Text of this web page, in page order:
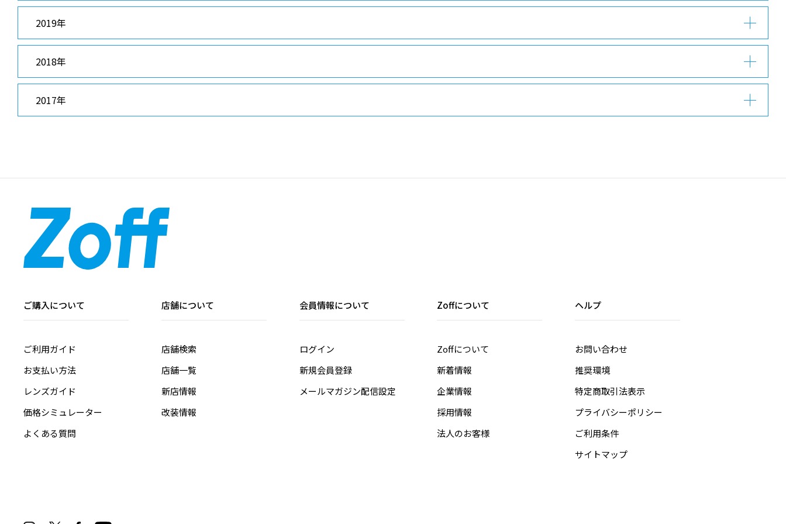
2019年
2018年
2017年
ご購入について
ご利用ガイド
お支払い方法
レンズガイド
価格シミュレーター
よくある質問
店舗について
店舗検索
店舗一覧
新店情報
改装情報
会員情報について
ログイン
新規会員登録
メールマガジン配信設定
Zoffについて
Zoffについて
新着情報
企業情報
採用情報
法人のお客様
ヘルプ
お問い合わせ
推奨環境
特定商取引法表示
プライバシーポリシー
ご利用条件
サイトマップ